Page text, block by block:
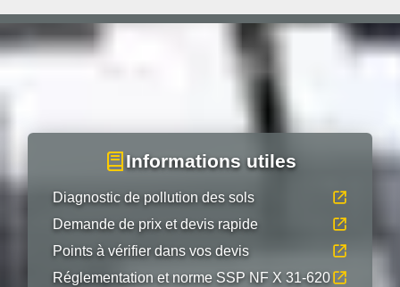
Informations utiles
Diagnostic de pollution des sols
Demande de prix et devis rapide
Points à vérifier dans vos devis
Réglementation et norme SSP NF X 31-620